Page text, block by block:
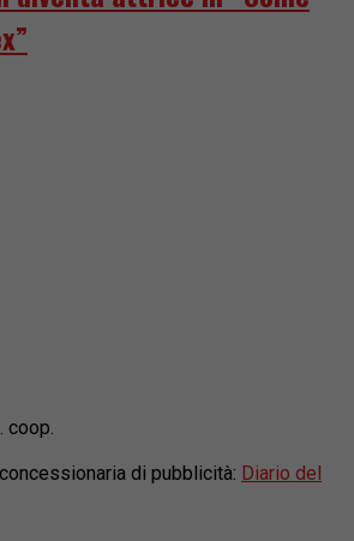
coop.
di pubblicità: Diario del